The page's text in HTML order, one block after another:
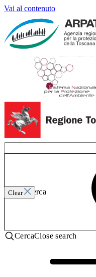
Vai al contenuto
Clear
Invia ricerca
CercaClose search